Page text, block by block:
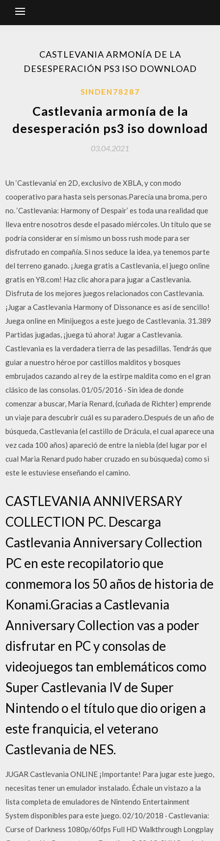
CASTLEVANIA ARMONÍA DE LA
DESESPERACIÓN PS3 ISO DOWNLOAD
SINDEN78287
Castlevania armonía de la
desesperación ps3 iso download
03.04.2021
Un ‘Castlevania’ en 2D, exclusivo de XBLA, y con modo
cooperativo para hasta seis personas.Parecía una broma, pero
no. ‘Castlevania: Harmony of Despair’ es toda una realidad que
lleva entre nosotros desde el pasado miércoles. Un título que se
podría considerar en sí mismo un boss rush mode para ser
disfrutado en compañía. Si nos seduce la idea, ya tenemos parte
del terreno ganado. ¡Juega gratis a Castlevania, el juego online
gratis en Y8.com! Haz clic ahora para jugar a Castlevania.
Disfruta de los mejores juegos relacionados con Castlevania.
¡Jugar a Castlevania Harmony of Dissonance es así de sencillo!
Juega online en Minijuegos a este juego de Castlevania. 31.389
Partidas jugadas, ¡juega tú ahora! Jugar a Castlevania.
Castlevania es la verdadera tierra de las pesadillas. Tendrás que
guiar a nuestro héroe por castillos malditos y bosques
embrujados cazando al rey de la estirpe maldita como en el gran
clásico de las consolas. 01/05/2016 · Sin idea de donde
comenzar a buscar, María Renard, (cuñada de Richter) emprende
un viaje para descubrir cuál es su paradero.Después de un año de
búsqueda, Castlevania (el castillo de Drácula, el cual aparece una
vez cada 100 años) apareció de entre la niebla (del lugar por el
cual Maria Renard pudo haber cruzado en su búsqueda) como si
este le estuviese enseñando el camino.
CASTLEVANIA ANNIVERSARY
COLLECTION PC. Descarga
Castlevania Anniversary Collection
PC en este recopilatorio que
conmemora los 50 años de historia de
Konami.Gracias a Castlevania
Anniversary Collection vas a poder
disfrutar en PC y consolas de
videojuegos tan emblemáticos como
Super Castlevania IV de Super
Nintendo o el título que dio origen a
este franquicia, el veterano
Castlevania de NES.
JUGAR Castlevania ONLINE ¡Importante! Para jugar este juego,
necesitas tener un emulador instalado. Échale un vistazo a la
lista completa de emuladores de Nintendo Entertainment
System disponibles para este juego. 02/10/2018 · Castlevania:
Curse of Darkness 1080p/60fps Full HD Walkthrough Longplay